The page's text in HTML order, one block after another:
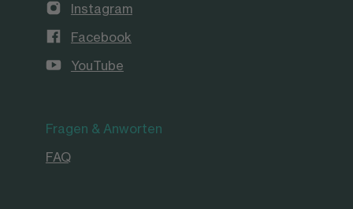
Instagram
Facebook
YouTube
Fragen & Anworten
FAQ